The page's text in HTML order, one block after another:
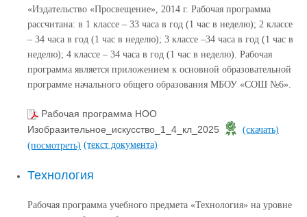
«Издательство «Просвещение», 2014 г. Рабочая программа
рассчитана: в 1 классе – 33 часа в год (1 час в неделю); 2 классе
– 34 часа в год (1 час в неделю); 3 классе –34 часа в год (1 час в
неделю); 4 классе – 34 часа в год (1 час в неделю). Рабочая
программа является приложением к основной образовательной
программе начального общего образования МБОУ «СОШ №6».
Рабочая программа НОО
Изобразительное_искусство_1_4_кл_2025
(скачать)
(посмотреть) (текст документа)
Технология
Рабочая программа учебного предмета «Технология» на уровне